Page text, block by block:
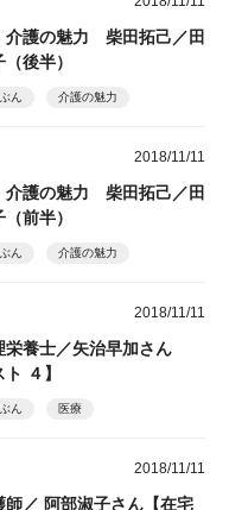
介護の魅力 柴田拓己／田
後半）
ん 介護の魅力
2018/11/11
介護の魅力 柴田拓己／田
前半）
ん 介護の魅力
2018/11/11
養士／矢治早加さん
４】
ん 医療
2018/11/11
／ 阿部淑子さん【在宅